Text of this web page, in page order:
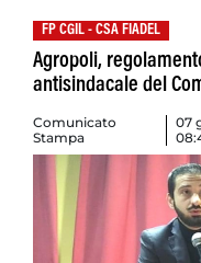
FP CGIL - CSA FIADEL
Agropoli,
antisindacale del
Comunicato
Stampa
07